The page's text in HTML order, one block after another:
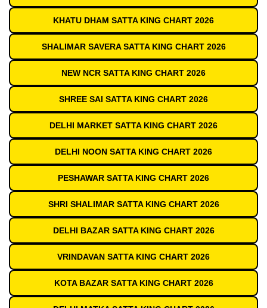
KHATU DHAM SATTA KING CHART 2026
SHALIMAR SAVERA SATTA KING CHART 2026
NEW NCR SATTA KING CHART 2026
SHREE SAI SATTA KING CHART 2026
DELHI MARKET SATTA KING CHART 2026
DELHI NOON SATTA KING CHART 2026
PESHAWAR SATTA KING CHART 2026
SHRI SHALIMAR SATTA KING CHART 2026
DELHI BAZAR SATTA KING CHART 2026
VRINDAVAN SATTA KING CHART 2026
KOTA BAZAR SATTA KING CHART 2026